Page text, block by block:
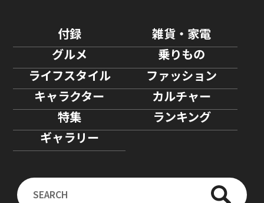
付録
雑貨・家電
グルメ
乗りもの
ライフスタイル
ファッション
キャラクター
カルチャー
特集
ランキング
ギャラリー